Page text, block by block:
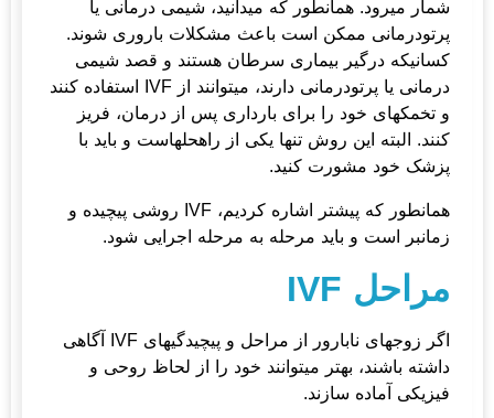
شمار می­رود. همانطور که می­دانید، شیمی درمانی یا
پرتودرمانی ممکن است باعث مشکلات باروری شوند.
کسانیکه درگیر بیماری سرطان هستند و قصد شیمی
درمانی یا پرتودرمانی دارند، می­توانند از IVF استفاده کنند
و تخمک­های خود را برای بارداری پس از درمان، فریز
کنند. البته این روش تنها یکی از راه­حلهاست و باید با
پزشک خود مشورت کنید.
همانطور که پیشتر اشاره کردیم، IVF روشی پیچیده و
زمانبر است و باید مرحله به مرحله اجرایی شود.
مراحل IVF
اگر زوج­های نابارور از مراحل و پیچیدگی­های IVF آگاهی
داشته باشند، بهتر می­توانند خود را از لحاظ روحی و
فیزیکی آماده سازند.